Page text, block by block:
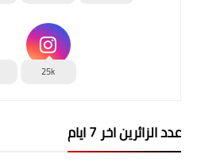
25k
عدد الزائرين اخر 7 ايام